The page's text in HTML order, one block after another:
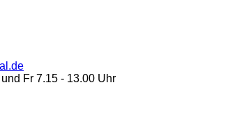
Fr 7.15 - 13.00 Uhr